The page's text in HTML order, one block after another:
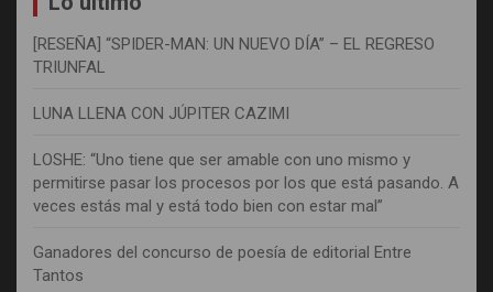
[RESEÑA] “SPIDER-MAN: UN NUEVO DÍA” – EL REGRESO
TRIUNFAL
LUNA LLENA CON JÚPITER CAZIMI
LOSHE: “Uno tiene que ser amable con uno mismo y
permitirse pasar los procesos por los que está pasando. A
veces estás mal y está todo bien con estar mal”
Ganadores del concurso de poesía de editorial Entre
Tantos